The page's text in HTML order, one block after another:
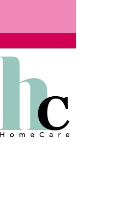
non fa